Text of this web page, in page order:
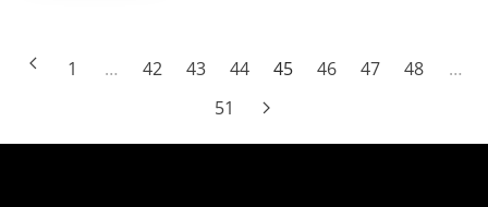
1 … 42 43 44 45 46 47 48
…
51